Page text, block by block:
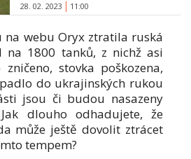
28. 02. 2023 11:00
na webu Oryx ztratila ruská
na 1800 tanků, z nichž asi
stovka poškozena,
do ukrajinských rukou
jsou či budou nasazeny
dlouho odhadujete, že
může ještě dovolit ztrácet
tempem?